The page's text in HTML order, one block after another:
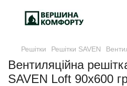
Решітки Решітки SAVEN
Вентиляційна
SAVEN Loft 90х600